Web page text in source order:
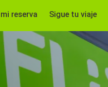
reserva Sigue tu viaje